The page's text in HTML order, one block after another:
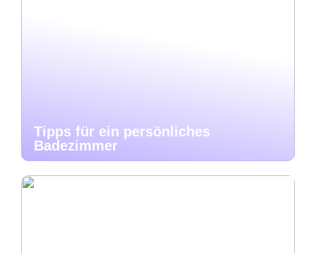
Tipps für ein persönliches
Badezimmer